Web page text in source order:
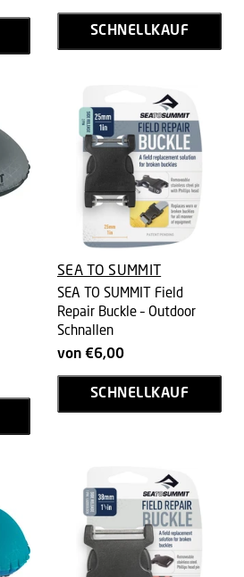
SCHNELLKAUF
SEA TO SUMMIT
SEA TO SUMMIT Field
Repair Buckle – Outdoor
Schnallen
von €6,00
SCHNELLKAUF